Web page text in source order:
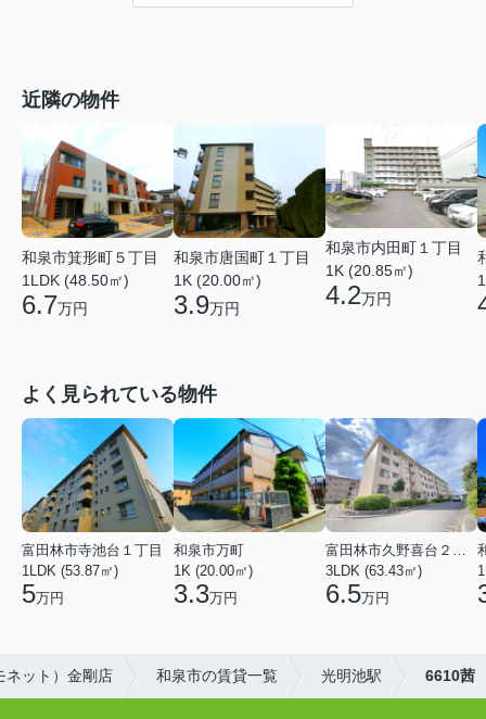
近隣の物件
和泉市箕形町５丁目
1LDK (48.50㎡)
6.7万円
和泉市唐国町１丁目
1K (20.00㎡)
3.9万円
和泉市内田町１丁目
1K (20.85㎡)
4.2万円
よく見られている物件
富田林市寺池台１丁目
1LDK (53.87㎡)
5万円
和泉市万町
1K (20.00㎡)
3.3万円
富田林市久野喜台２丁目
3LDK (63.43㎡)
6.5万円
ネット）金剛店 和泉市の賃貸一覧 光明池駅 6610茜